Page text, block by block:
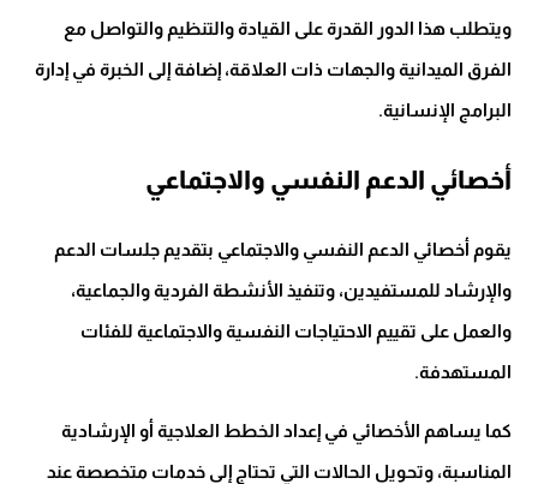
ويتطلب هذا الدور القدرة على القيادة والتنظيم والتواصل مع
الفرق الميدانية والجهات ذات العلاقة، إضافة إلى الخبرة في إدارة
البرامج الإنسانية.
أخصائي الدعم النفسي والاجتماعي
يقوم أخصائي الدعم النفسي والاجتماعي بتقديم جلسات الدعم
والإرشاد للمستفيدين، وتنفيذ الأنشطة الفردية والجماعية،
والعمل على تقييم الاحتياجات النفسية والاجتماعية للفئات
المستهدفة.
كما يساهم الأخصائي في إعداد الخطط العلاجية أو الإرشادية
المناسبة، وتحويل الحالات التي تحتاج إلى خدمات متخصصة عند